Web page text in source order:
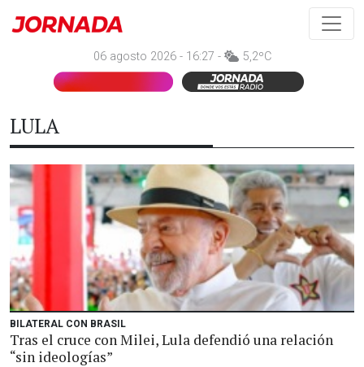
06 agosto 2026 - 16:27 - 5,2ºC
LULA
BILATERAL CON BRASIL
Tras el cruce con Milei, Lula defendió una relación
“sin ideologías”